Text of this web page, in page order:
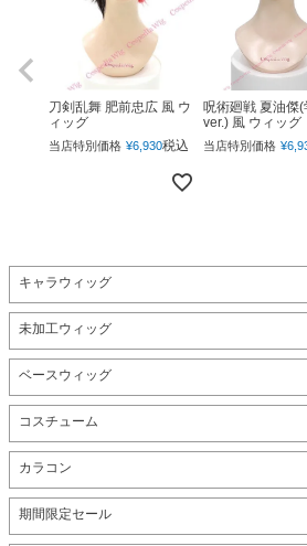
刀剣乱舞 肥前忠広 風 ウ
ィッグ
当店特別価格 ¥6,930税込
呪術廻戦 夏油傑(
ver.) 風 ウィッグ
当店特別価格 ¥
キャラウィッグ
未加工ウィッグ
ベースウィッグ
コスチューム
カラコン
期間限定セール